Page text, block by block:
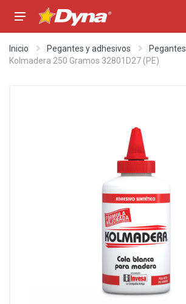
Inicio Pegantes y adhesivos
Pegantes
Kolmadera 250 Gramos 32801D27 (PE)